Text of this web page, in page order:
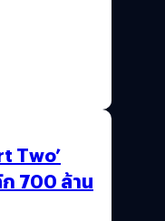
Two’
700 ล้าน